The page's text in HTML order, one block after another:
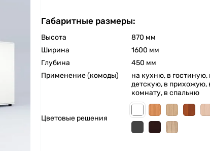
Габаритные размеры:
Высота
870 мм
Ширина
1600 мм
Глубина
450 мм
Применение (комоды)
на кухню, в гостиную,
детскую, в прихожую,
комнату, в спальню
Цветовые решения